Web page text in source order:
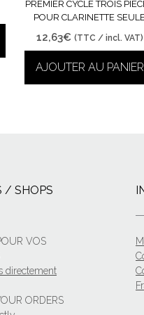
PREMIER CYCLE TROIS
POUR CLARINETTE
12,63€ (TTC / incl. VAT)
AJOUTER AU PANIER
/ SHOPS
VOS
directement
ORDERS